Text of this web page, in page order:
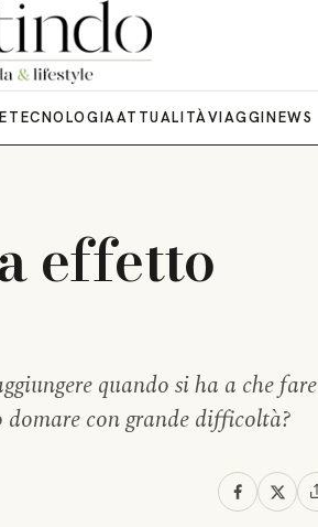
TECNOLOGIAATTUALITÀVIAGGINEWS
effetto
quando si ha a che fare
con grande difficoltà?